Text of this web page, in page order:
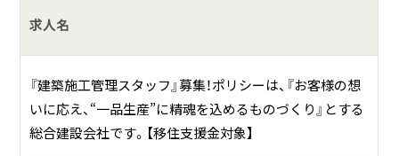
ーとする総合建設会社です。
【事業内容】
１．土木工事の設計施工
２．ほ装工事の設計施工
求人名
『建築施工管理スタッフ』募集！ポリシーは、『お客様の想
いに応え、“一品生産”に精魂を込めるものづくり』とする
総合建設会社です。【移住支援金対象】